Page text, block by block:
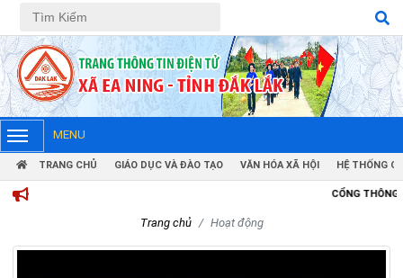
Tiếng Việt Tiếng Anh
MENU
TRANG CHỦ GIÁO DỤC VÀ ĐÀO TẠO VĂN HÓA XÃ HỘI HỆ THỐNG
CỔNG THÔNG TIN ĐIỆN TỬ
Trang chủ Hoạt động